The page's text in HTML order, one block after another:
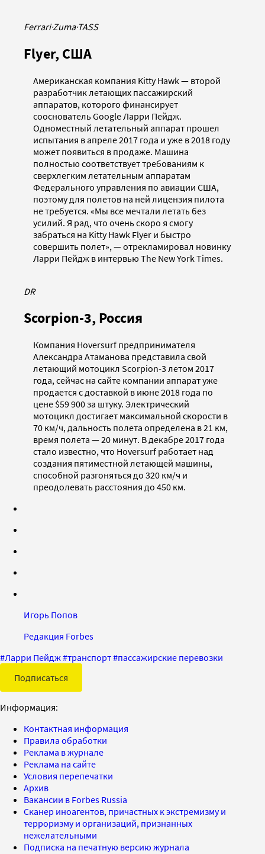
Ferrari·Zuma·TASS
Flyer, США
Американская компания Kitty Hawk — второй
разработчик летающих пассажирский
аппаратов, которого финансирует
сооснователь Google Ларри Пейдж.
Одноместный летательный аппарат прошел
испытания в апреле 2017 года и уже в 2018 году
может появиться в продаже. Машина
полностью соответствует требованиям к
сверхлегким летательным аппаратам
Федерального управления по авиации США,
поэтому для полетов на ней лицензия пилота
не требуется. «Мы все мечтали летать без
усилий. Я рад, что очень скоро я смогу
забраться на Kitty Hawk Flyer и быстро
совершить полет», — отрекламировал новинку
Ларри Пейдж в интервью The New York Times.
DR
Scorpion-3, Россия
Компания Hoversurf предпринимателя
Александра Атаманова представила свой
летающий мотоцикл Scorpion-3 летом 2017
года, сейчас на сайте компании аппарат уже
продается с доставкой в июне 2018 года по
цене $59 900 за штуку. Электрический
мотоцикл достигает максимальной скорости в
70 км/ч, дальность полета определена в 21 км,
время полета — 20 минут. В декабре 2017 года
стало известно, что Hoversurf работает над
создания пятиместной летающей машины,
способной разгоняться до 320 км/ч и
преодолевать расстояния до 450 км.
Игорь Попов
Редакция Forbes
#Ларри Пейдж#транспорт#пассажирские перевозки
Подписаться
Информация:
Контактная информация
Правила обработки
Реклама в журнале
Реклама на сайте
Условия перепечатки
Архив
Вакансии в Forbes Russia
Сканер иноагентов, причастных к экстремизму и
терроризму и организаций, признанных
нежелательными
Подписка на печатную версию журнала